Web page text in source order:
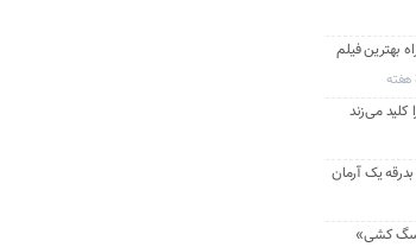
بهترین فیلم
کلید می‌زند
یک آرمان
کشی»